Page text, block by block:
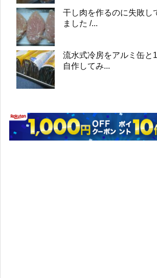
干し肉を作るのに失敗し
ました /...
流水式冷房をアルミ缶と
自作してみ...